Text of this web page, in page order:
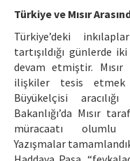
Türkiye ve Mısır
Türkiye’deki
tartışıldığı günlerde
devam etmiştir.
ilişkiler tesis etmek
Büyükelçisi
Bakanlığı’da Mısır
müracaatı olumlu
Yazışmalar